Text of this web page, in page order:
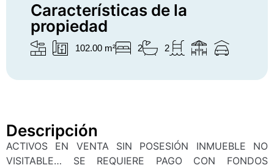
Características de la
propiedad
102.00 m² 2 2
Descripción
ACTIVOS EN VENTA SIN POSESIÓN INMUEBLE NO
VISITABLE… SE REQUIERE PAGO CON FONDOS